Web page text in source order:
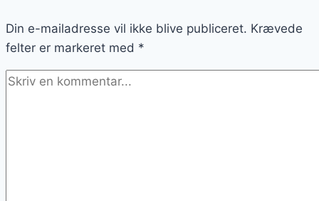
Din e-mailadresse vil ikke blive publiceret. Krævede
felter er markeret med *